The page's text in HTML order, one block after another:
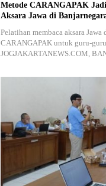
Metode CARANGAPAK
Aksara Jawa di
Pelatihan membaca aksara Jawa
CARANGAPAK untuk guru-
JOGJAKARTANEWS.COM,